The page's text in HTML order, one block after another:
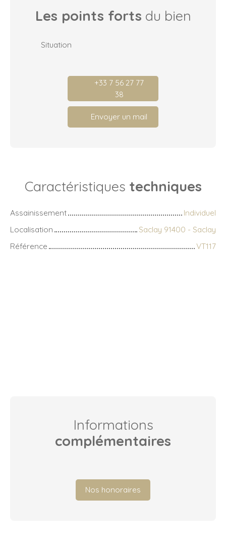
Les points forts du bien
Situation
+33 7 56 27 77
38
Envoyer un mail
Caractéristiques techniques
Assainissement
Individuel
Localisation
Saclay 91400 - Saclay
Référence
VT117
Informations
complémentaires
Nos honoraires